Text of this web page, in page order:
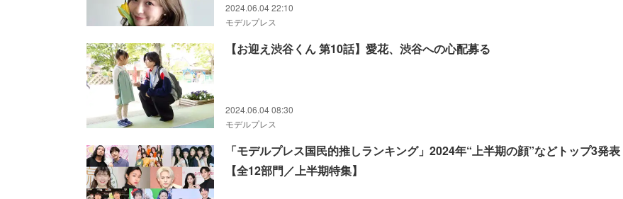
2024.06.04 22:10
モデルプレス
【お迎え渋谷くん 第10話】愛花、渋谷への心配募る
2024.06.04 08:30
モデルプレス
「モデルプレス国民的推しランキング」2024年“上半期の顔”などトップ3発表
【全12部門／上半期特集】